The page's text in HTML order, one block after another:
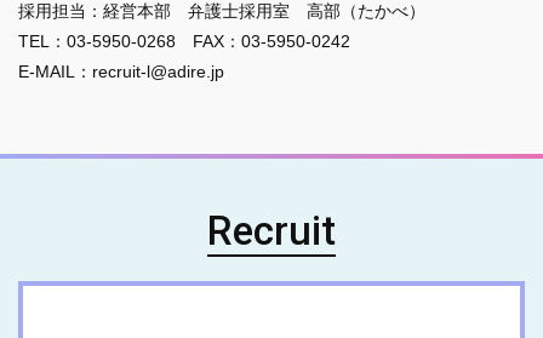
採用担当：経営本部 弁護士採用室 高部（たかべ）
TEL：03-5950-0268 FAX：03-5950-0242
E-MAIL：recruit-l@adire.jp
Recruit